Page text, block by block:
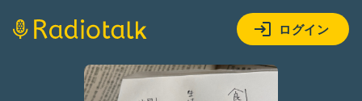
ログイン